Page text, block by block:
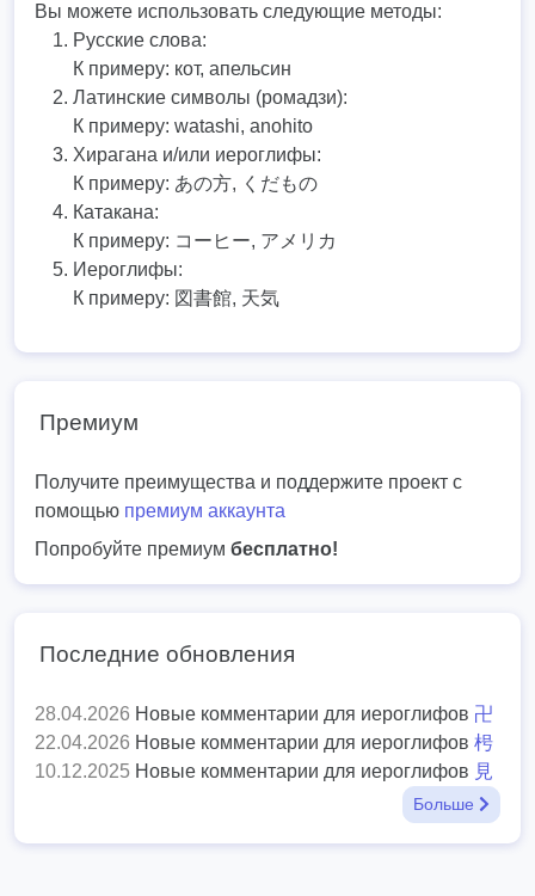
Вы можете использовать следующие методы:
Русские слова:
К примеру: кот, апельсин
Латинские символы (ромадзи):
К примеру: watashi, anohito
Хирагана и/или иероглифы:
К примеру: あの方, くだもの
Катакана:
К примеру: コーヒー, アメリカ
Иероглифы:
К примеру: 図書館, 天気
Премиум
Получите преимущества и поддержите проект с
помощью премиум аккаунта
Попробуйте премиум бесплатно!
Последние обновления
28.04.2026 Новые комментарии для иероглифов 卍
22.04.2026 Новые комментарии для иероглифов 枵
10.12.2025 Новые комментарии для иероглифов 見
Больше